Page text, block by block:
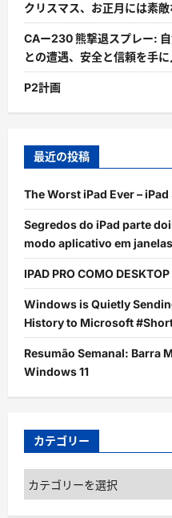
クリスマス、お正月には素
CAー230 熊撃退スプレー:
との遭遇、安全と信頼を手に
P2計画
最近の投稿
The Worst iPad Ever –
Segredos do iPad parte
modo aplicativo em janelas
IPAD PRO COMO DESKTOP
Windows is Quietly
History to Microsoft
Resumão Semanal: Barra
Windows 11
カテゴリー
カ
テ
ゴ